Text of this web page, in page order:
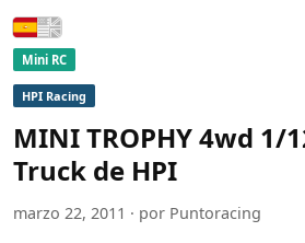
Español
Mini RC
HPI Racing
MINI TROPHY 4wd 1/
Truck de HPI
marzo 22, 2011 · por Puntoracing